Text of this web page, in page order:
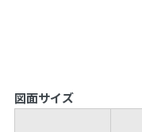
図面サイズ